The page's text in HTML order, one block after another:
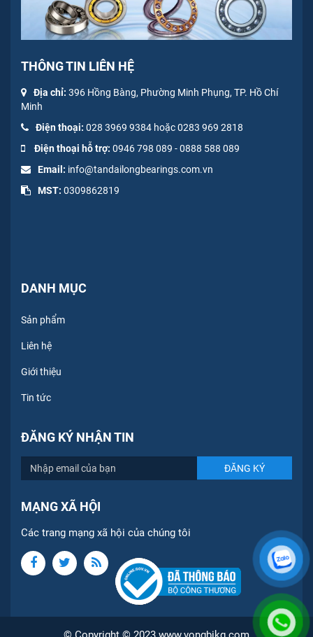
THÔNG TIN LIÊN HỆ
Địa chỉ: 396 Hồng Bàng, Phường Minh Phụng, TP. Hồ Chí
Minh
Điện thoại: 028 3969 9384 hoặc 0283 969 2818
Điện thoại hỗ trợ: 0946 798 089 -0888 588 089
Email: info@tandailongbearings.com.vn
MST: 0309862819
DANH MỤC
Sản phẩm
Liên hệ
Giới thiệu
Tin tức
ĐĂNG KÝ NHẬN TIN
MẠNG XÃ HỘI
Các trang mạng xã hội của chúng tôi